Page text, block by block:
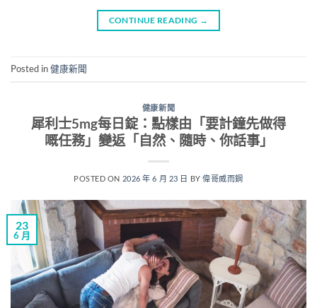
CONTINUE READING →
Posted in健康新聞
健康新聞
犀利士5mg每日錠：點樣由「要計鐘先做得
嘅任務」變返「自然、隨時、你話事」
POSTED ON 2026 年 6 月 23 日 BY偉哥威而鋼
23
6 月